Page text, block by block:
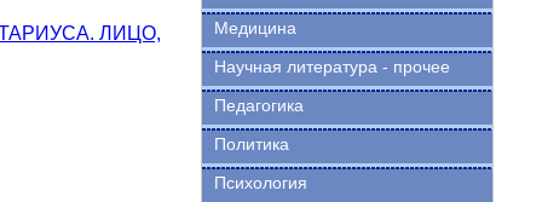
ЛИЦО,
Медицина
Научная литература - прочее
Педагогика
Политика
Психология